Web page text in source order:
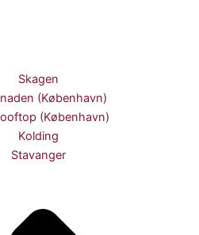
Skagen
(København)
(København)
Kolding
Stavanger